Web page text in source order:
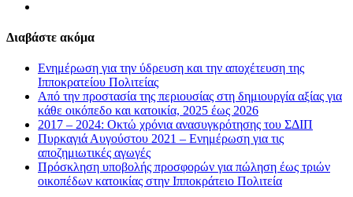
Διαβάστε ακόμα
Ενημέρωση για την ύδρευση και την αποχέτευση της
Ιπποκρατείου Πολιτείας
Από την προστασία της περιουσίας στη δημιουργία αξίας για
κάθε οικόπεδο και κατοικία, 2025 έως 2026
2017 – 2024: Οκτώ χρόνια ανασυγκρότησης του ΣΔΙΠ
Πυρκαγιά Αυγούστου 2021 – Ενημέρωση για τις
αποζημιωτικές αγωγές
Πρόσκληση υποβολής προσφορών για πώληση έως τριών
οικοπέδων κατοικίας στην Ιπποκράτειο Πολιτεία